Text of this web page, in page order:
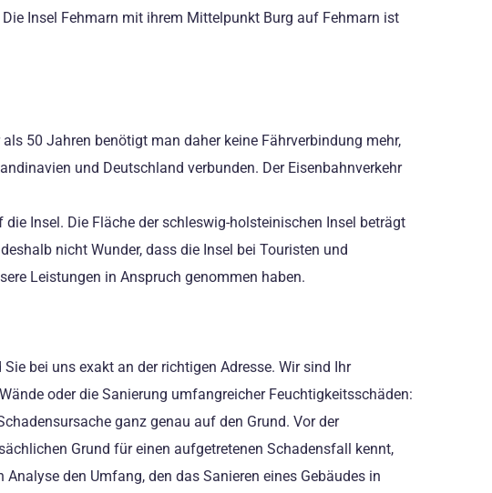
Insel Fehmarn mit ihrem Mittelpunkt Burg auf Fehmarn ist
50 Jahren benötigt man daher keine Fährverbindung mehr,
und Deutschland verbunden. Der Eisenbahnverkehr
Insel. Die Fläche der schleswig-holsteinischen Insel beträgt
nicht Wunder, dass die Insel bei Touristen und
Leistungen in Anspruch genommen haben.
bei uns exakt an der richtigen Adresse. Wir sind Ihr
oder die Sanierung umfangreicher Feuchtigkeitsschäden:
ganz genau auf den Grund. Vor der
Grund für einen aufgetretenen Schadensfall kennt,
den Umfang, den das Sanieren eines Gebäudes in